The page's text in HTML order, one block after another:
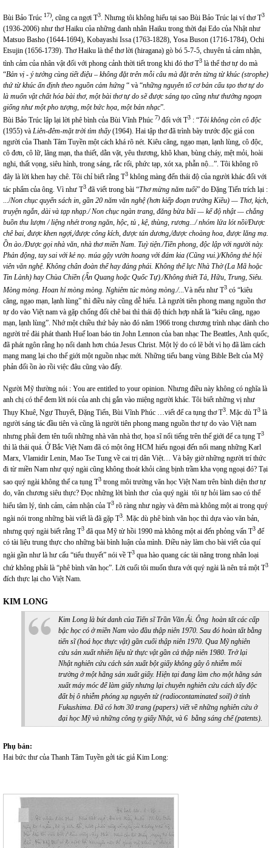
Bùi Bảo Trúc 17), cũng ca ngợi T3. Nhưng tôi không hiểu tại sao Bùi Bảo Trúc lại ví thơ T3
(1936-2006) như thơ Haiku của những danh nhân Haiku trong thời đại Edo của Nhật như
Matsuo Basho (1644-1694), Kobayashi Issa (1763-1828), Yosa Buson (1716-1784), Ochi
Etsujin (1656-1739). Thơ Haiku là thể thơ lời (hiragana) gò bó 5-7-5, chuyên tả cảm nhận,
tình cảm của nhân vật đối với phong cảnh thời tiết trong khi đó thơ T3 là thể thơ tự do mà
“Bản vị - ý tưởng cùng tiết điệu – không đặt trên mỗi câu mà đặt trên từng từ khúc (strophe)
thứ từ khúc ấn định theo nguồn cảm hứng “ và “những nguyên tố cơ bản cấu tạo thơ tự do
là muốn vật chất hóa bài thơ, một bài thơ tự do sẽ được sáng tạo cũng như thưởng ngoạn
giống như một pho tượng, một bức họa, một bản nhạc”.
Bùi Bảo Trúc lập lại lời phê bình của Bùi Vĩnh Phúc 7) đối với T3 : “Tôi không còn cô độc
(1955) và Liên-đêm-mặt trời tìm thấy(1964). Hai tập thơ đã trình bày trước độc giả con
người của Thanh Tâm Tuyền một cách khá rõ nét. Kiêu căng, ngạo mạn, lạnh lùng, cô độc,
cô đơn, cô lữ, lãng mạn, tha thiết, dằn vặt, yêu thương, khô khan, bùng cháy, mệt mỏi, hoài
nghi, thất vọng, siêu hình, trong sáng, rắc rối, phức tạp, xót xa, phẫn nộ...”. Tôi không rõ
đây là lời khen hay chê. Tôi chỉ biết rằng T3 không màng đến thái độ của người khác đối với
tác phẩm của ông. Vì như T3 đã viết trong bài “Thơ mừng năm tuổi” do Đặng Tiến trích lại :
.../Non chục quyển sách in, gần 20 năm văn nghệ (hơn kiếp đoạn trường Kiều) — Thơ, kịch,
truyện ngắn, dài và tạp nhạp./ Non chục ngàn trang, đăng bừa bãi — kế độ nhật — chẳng
buồn thu lượm / liệng nhét trong ngăn, hộc, tủ , kệ, thùng, rương.../ nhóm lửa lót nồi/Được
chê bai, được khen ngợi,/được công kích, được tán dương,/được choàng hoa, được lăng mạ.
Ồn ào./Được gọi nhà văn, nhà thơ miền Nam. Tuỳ tiện./Tiền phong, độc lập với người này.
Phản động, tay sai với kẻ nọ. múa gậy vườn hoang với đám kia (Cũng vui.)/Không thẻ hội
viên văn nghệ. Không chân đoàn thể hay đảng phái. Không thế lực Nhà Thờ (La Mã hoặc
Tin Lành) hay Chùa Chiền (Ấn Quang hoặc Quốc Tự)./Không thiết Tả, Hữu, Trung, Siêu.
Mòng mòng. Hoan hỉ mòng mòng. Nghiêm túc mòng mòng./...Và nếu như T3 có “kiêu
căng, ngạo mạn, lạnh lùng” thì điều này cũng dễ hiểu. Là người tiên phong mang nguồn thơ
tự do vào Việt nam và gặp chống đối chê bai thì thái độ thích hợp nhất là “kiêu căng, ngạo
mạn, lạnh lùng”. Nhớ một chiều thứ bảy nào đó năm 1966 trong chương trình nhạc dành cho
người trẻ đài phát thanh Huế loan báo tin John Lennon của ban nhạc The Beattles, Anh quốc,
đã phát ngôn rằng họ nổi danh hơn chúa Jesus Christ. Một lý do có lẽ bởi vì họ đã làm cách
mạng mang lại cho thế giới một nguồn nhạc mới. Những tiểu bang vùng Bible Belt của Mỹ
phản đối ồn ào rồi việc đâu cũng vào đấy.
Người Mỹ thường nói : You are entitled to your opinion. Nhưng điều này không có nghĩa là
anh chị có thể đem lời nói của anh chị gắn vào miệng người khác. Tôi biết những vị như
Thụy Khuê, Ngự Thuyết, Đặng Tiến, Bùi Vĩnh Phúc …viết để ca tụng thơ T3. Mặc dù T3 là
người sáng tác đầu tiên và cũng là người tiên phong mang nguồn thơ tự do vào Việt nam
nhưng phải đem tên tuổi những nhà văn nhà thơ, họa sĩ nổi tiếng trên thế giới để ca tụng T3
thì là thái quá. Ở Bắc Việt Nam đã có một ông HCM hiếu ngoại đến nổi mang những Karl
Marx, Vlamidir Lenin, Mao Tse Tung về cai trị dân Việt… Và bây giờ những người trí thức
đi từ miền Nam như quý ngài cũng không thoát khỏi căng bịnh trầm kha vọng ngoại đó? Tại
sao quý ngài không thể ca tụng T3 trong môi trường văn học Việt Nam trên bình diện thơ tự
do, văn chương siêu thực? Đọc những lời bình thơ của quý ngài tôi tự hỏi làm sao có thể
hiểu tâm lý, tình cảm, cảm nhận của T3 rõ ràng như ngày và đêm mà không một ai trong quý
ngài nói trong những bài viết là đã gặp T3. Mặc dù phê bình văn học thì dựa vào văn bản,
nhưng quý ngài biết rằng T3 đã qua Mỹ từ hồi 1990 mà không một ai đến phỏng vấn T3 để
có tài liệu trung thực cho những bài bình luận của mình. Điều này làm cho bài viết của quí
ngài gần như là hư cấu “tiểu thuyết” nói về T3 qua hào quang các tài năng trong nhân loại
chứ không phải là “phê bình văn học”. Lời cuối tôi muốn thưa với quý ngài là nên trả một T3
đích thực lại cho Việt Nam.
KIM LONG
Kim Long là bút danh của Tiến sĩ Trần Văn Ái. Ông hoàn tất các cấp
bậc học có ở miền Nam vào đầu thập niên 1970. Sau đó hoàn tất bằng
tiến sĩ (hoá học thực vật) gần cuối thập niên 1970. Qua Mỹ nghiên
cứu sản xuất nhiên liệu từ thực vật gần cả thập niên 1980. Trở lại
Nhật nghiên cứu cách sản xuất bột giấy không gây ô nhiễm môi
trường ở một hãng sản xuất giấy. Hiện tại đang làm cho một hãng sản
xuất máy móc để làm giấy nhưng lại chuyên nghiên cứu cách tẩy độc
đất bị ô nhiễm phóng xạ nguyên tử (radiocontaminated soil) ở tỉnh
Fukushima. Đã có hơn 30 trang (papers) viết về những nghiên cứu ở
đại học Mỹ và những công ty giấy Nhật, và 6 bằng sáng chế (patents).
Phụ bản:
Hai bức thư của Thanh Tâm Tuyền gởi tác giả Kim Long: